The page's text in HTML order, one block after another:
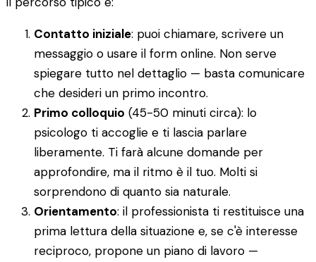
Contatto iniziale: puoi chiamare, scrivere un
messaggio o usare il form online. Non serve
spiegare tutto nel dettaglio — basta comunicare
che desideri un primo incontro.
Primo colloquio (45-50 minuti circa): lo
psicologo ti accoglie e ti lascia parlare
liberamente. Ti farà alcune domande per
approfondire, ma il ritmo è il tuo. Molti si
sorprendono di quanto sia naturale.
Orientamento: il professionista ti restituisce una
prima lettura della situazione e, se c'è interesse
reciproco, propone un piano di lavoro —